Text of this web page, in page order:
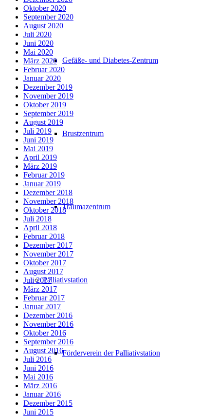
Gefäße- und Diabetes-Zentrum
Brustzentrum
Traumazentrum
Palliativstation
Förderverein der Palliativstation
Oktober 2020
September 2020
August 2020
Juli 2020
Juni 2020
Mai 2020
März 2020
Februar 2020
Januar 2020
Dezember 2019
November 2019
Oktober 2019
September 2019
August 2019
Juli 2019
Juni 2019
Mai 2019
April 2019
März 2019
Februar 2019
Januar 2019
Dezember 2018
November 2018
Oktober 2018
Juli 2018
April 2018
Februar 2018
Dezember 2017
November 2017
Oktober 2017
August 2017
Juli 2017
März 2017
Februar 2017
Januar 2017
Dezember 2016
November 2016
Oktober 2016
September 2016
August 2016
Juli 2016
Juni 2016
Mai 2016
März 2016
Januar 2016
Dezember 2015
Juni 2015